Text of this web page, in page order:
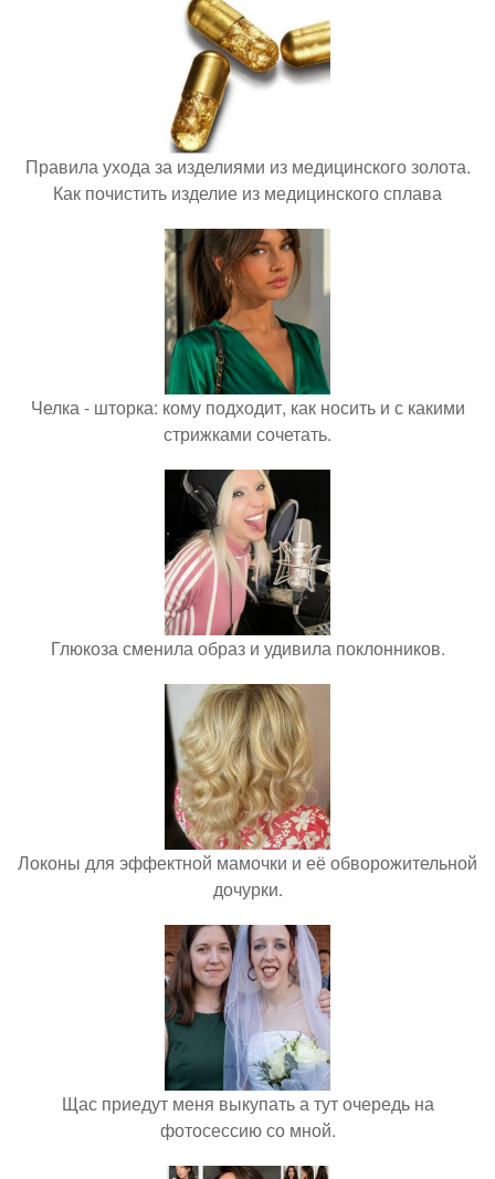
Правила ухода за изделиями из медицинского золота.
Как почистить изделие из медицинского сплава
Челка - шторка: кому подходит, как носить и с какими
стрижками сочетать.
Глюкоза сменила образ и удивила поклонников.
Локоны для эффектной мамочки и её обворожительной
дочурки.
Щас приедут меня выкупать а тут очередь на
фотосессию со мной.